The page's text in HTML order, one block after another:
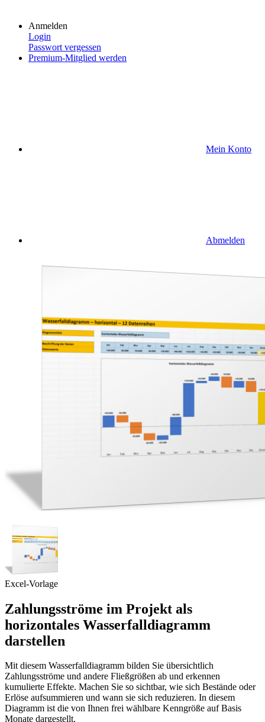
Anmelden
Login
Passwort vergessen
Premium-Mitglied werden
Mein Konto
Abmelden
Excel-Vorlage
Zahlungsströme im Projekt als
horizontales Wasserfalldiagramm
darstellen
Mit diesem Wasserfalldiagramm bilden Sie übersichtlich
Zahlungsströme und andere Fließgrößen ab und erkennen
kumulierte Effekte. Machen Sie so sichtbar, wie sich Bestände oder
Erlöse aufsummieren und wann sie sich reduzieren. In diesem
Diagramm ist die von Ihnen frei wählbare Kenngröße auf Basis
Monate dargestellt.